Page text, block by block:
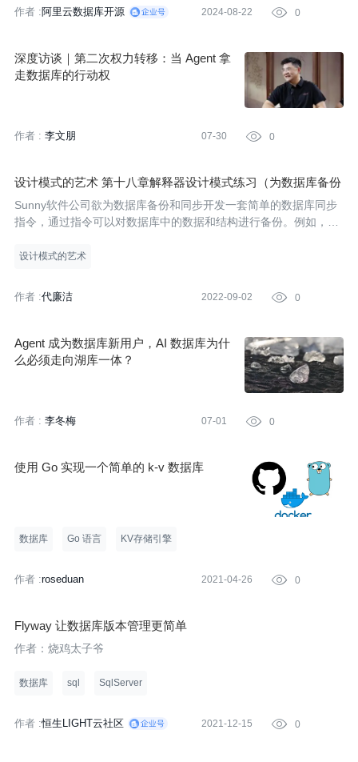
作者 :阿里云数据库开源 2024-08-22  0
深度访谈｜第二次权力转移：当 Agent 拿
走数据库的行动权
作者 : 李文朋 07-30  0
设计模式的艺术 第十八章解释器设计模式练习（为数据库备份
和同步开发一套简单的数据库同步指令，指令可对数据库中的
数据和结构进行备份。例如，输入指令“COPY VIEW FROM sr
B）
Sunny软件公司欲为数据库备份和同步开发一套简单的数据库同步
指令，通过指令可以对数据库中的数据和结构进行备份。例如，输
中的所有视图（View）对象复制至数据库desDB；输入指令“MOVE
设计模式的艺术
作者 :代廉洁 2022-09-02  0
Agent 成为数据库新用户，AI 数据库为什
作者 : 李冬梅 07-01  0
使用 Go 实现一个简单的 k-v 数据库
数据库 Go 语言 KV存储引擎
作者 :roseduan 2021-04-26  0
Flyway 让数据库版本管理更简单
作者：烧鸡太子爷
数据库 sql SqlServer
作者 :恒生LIGHT云社区 2021-12-15  0